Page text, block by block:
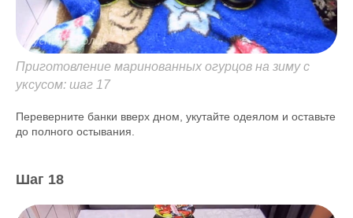
Приготовление маринованных огурцов на зиму с
уксусом: шаг 17
Переверните банки вверх дном, укутайте одеялом и оставьте
до полного остывания.
Шаг 18